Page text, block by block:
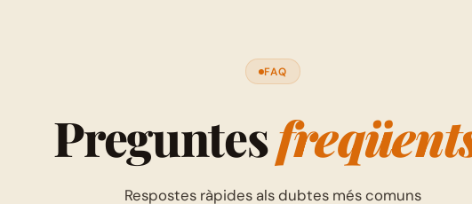
FAQ
Preguntes
Respostes ràpides als dubtes més comuns